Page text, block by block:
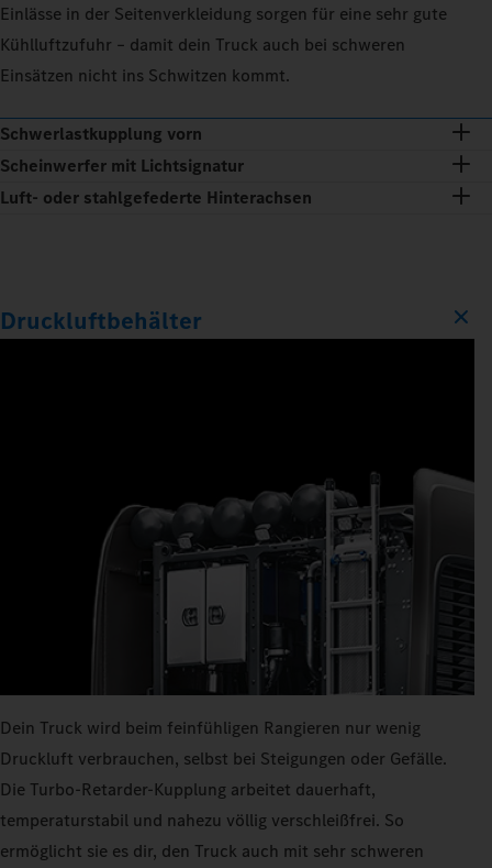
Einlässe in der Seitenverkleidung sorgen für eine sehr gute
Kühlluftzufuhr – damit dein Truck auch bei schweren
Einsätzen nicht ins Schwitzen kommt.
Schwerlastkupplung vorn
Scheinwerfer mit Lichtsignatur
Luft- oder stahlgefederte Hinterachsen
Druckluftbehälter
Dein Truck wird beim feinfühligen Rangieren nur wenig
Druckluft verbrauchen, selbst bei Steigungen oder Gefälle.
Die Turbo-Retarder-Kupplung arbeitet dauerhaft,
temperaturstabil und nahezu völlig verschleißfrei. So
ermöglicht sie es dir, den Truck auch mit sehr schweren